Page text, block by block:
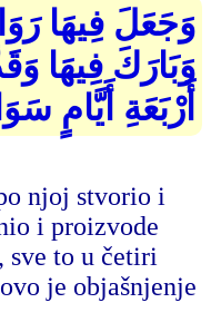
وَجَعَلَ فِيهَا
وَبَارَكَ فِيهَا
أَرْبَعَةِ أَيَّامٍ
njoj stvorio i
i proizvode
sve to u četiri
je objašnjenje